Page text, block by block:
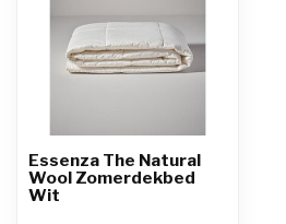
Essenza The Natural
Wool Zomerdekbed
Wit